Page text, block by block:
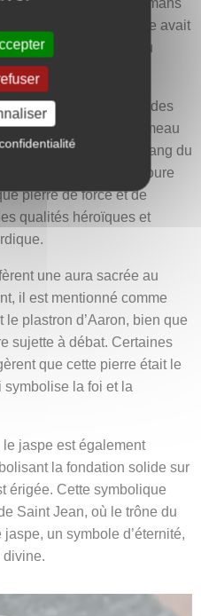
et les enfants. Le jaspe avait
la vie quotidienne, au
précieuses.
jaspe se retrouve dans des
Siegfried, où le pommeau
rouge, symbolisait le sang du
ainsi de sa bravoure
pierre de force et de
qualités héroïques et
une aura sacrée au
il est mentionné comme
le plastron d’Aaron, bien que
sujette à débat. Certaines
que cette pierre était le
la foi et la
le jaspe est également
la fondation solide sur
érigée. Cette symbolique
Saint Jean, où le trône du
un symbole d’éternité,
divine.